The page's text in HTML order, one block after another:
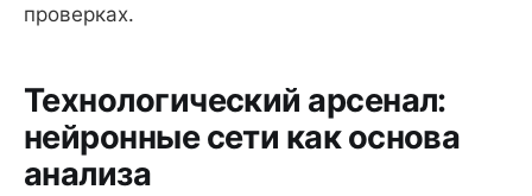
проверках.
Технологический арсенал:
нейронные сети как основа
анализа